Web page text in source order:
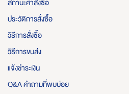
สถานะคำสั่งซื้อ
ประวัติการสั่งซื้อ
วิธีการสั่งซื้อ
วิธีการขนส่ง
แจ้งชำระเงิน
Q&A คำถามที่พบบ่อย